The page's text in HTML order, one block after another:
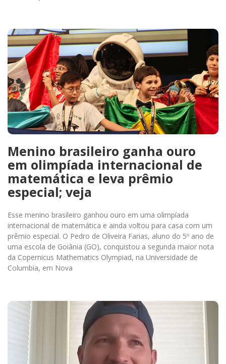
Menino brasileiro ganha ouro
em olimpíada internacional de
matemática e leva prêmio
especial; veja
Esse menino brasileiro ganhou ouro em uma olimpíada
internacional de matemática e ainda voltou para casa com um
prêmio especial. O Pedro de Oliveira Farias, aluno do 5º ano de
uma escola de Goiânia (GO), conquistou a segunda maior nota
da Copernicus Mathematics Olympiad, na Universidade de
Columbia, em Nova